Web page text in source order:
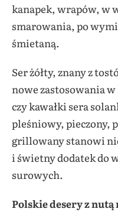
kanapek, wrapów, w
smarowania, po
śmietaną.
Ser żółty, znany z
nowe zastosowania
czy kawałki sera
pleśniowy, pieczony,
grillowany stanowi
i świetny dodatek do
surowych.
Polskie desery z